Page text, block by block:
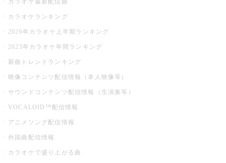
カラオケ最新配信曲
カラオケランキング
2026年カラオケ上半期ランキング
2025年カラオケ年間ランキング
新曲トレンドランキング
映像コンテンツ配信情報（本人映像等）
サウンドコンテンツ配信情報（生演奏等）
VOCALOID™配信情報
アニメソング配信情報
外国曲配信情報
カラオケで盛り上がる曲